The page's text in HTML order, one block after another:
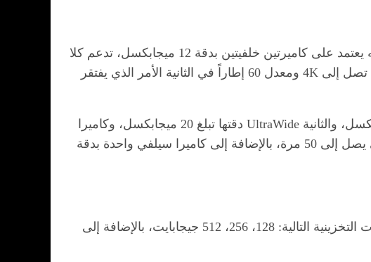
يعتبر ايفون XS ماكس من أفضل الهواتف الذكية المتوفرة الآن من حيث الكاميرا الخاصة به؛ حيث إنه يعتمد على كاميرتين خلفيتين بدقة 12 ميجابكسل، تدعم كلا
منهما ميزة التثبيت البصري OIS مع دعم ميزة Smart HDR، بالإضافة إلى إمكانية تسجيل الفيديو بدقة تصل إلى 4K ومعدل 60 إطاراً في الثانية الأمر الذي يفتقر
رغم ذلك فإن هواوي P30 برو يتفوّق نظرياً بكونه مزوداً بأربعة كاميرات، واحدة مزودة بدقة 40 ميجابكسل، والثانية UltraWide دقتها تبلغ 20 ميجابكسل، وكاميرا
مقربة بدقة 8 ميجابكسل وكاميرا ToF للعمق مع دعم التكبير البصري يصل إلى 5 مرات وتكبير رقمي يصل إلى 50 مرة، بالإضافة إلى كاميرا سيلفي واحدة بدقة
يتوفر جهاز ايفون بمساحات تخزينية متعددة وهي: 64 ،256 ،512 جيجابايت، أما هواوي يتوفر بالمساحات التخزينية التالية: 128، 256، 512 جيجابايت، بالإضافة إلى